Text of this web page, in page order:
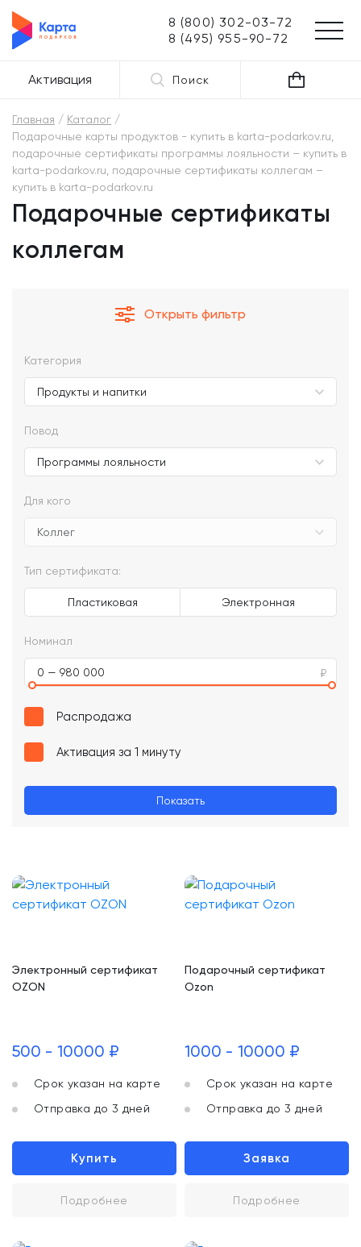
8 (800) 302-03-72
8 (495) 955-90-72
Активация Поиск
Главная
Каталог
Подарочные карты продуктов - купить в karta-podarkov.ru,
подарочные сертификаты программы лояльности – купить в
karta-podarkov.ru, подарочные сертификаты коллегам –
купить в karta-podarkov.ru
Подарочные сертификаты
коллегам
Открыть фильтр
Категория
Повод
Для кого
Тип сертификата:
Пластиковая Электронная
Номинал
0 — 980 000
Распродажа
Активация за 1 минуту
Показать
Электронный сертификат
OZON
500 - 10000 ₽
Срок указан на карте
Отправка до 3 дней
Купить
Подробнее
Подарочный сертификат
Ozon
1000 - 10000 ₽
Срок указан на карте
Отправка до 3 дней
Заявка
Подробнее